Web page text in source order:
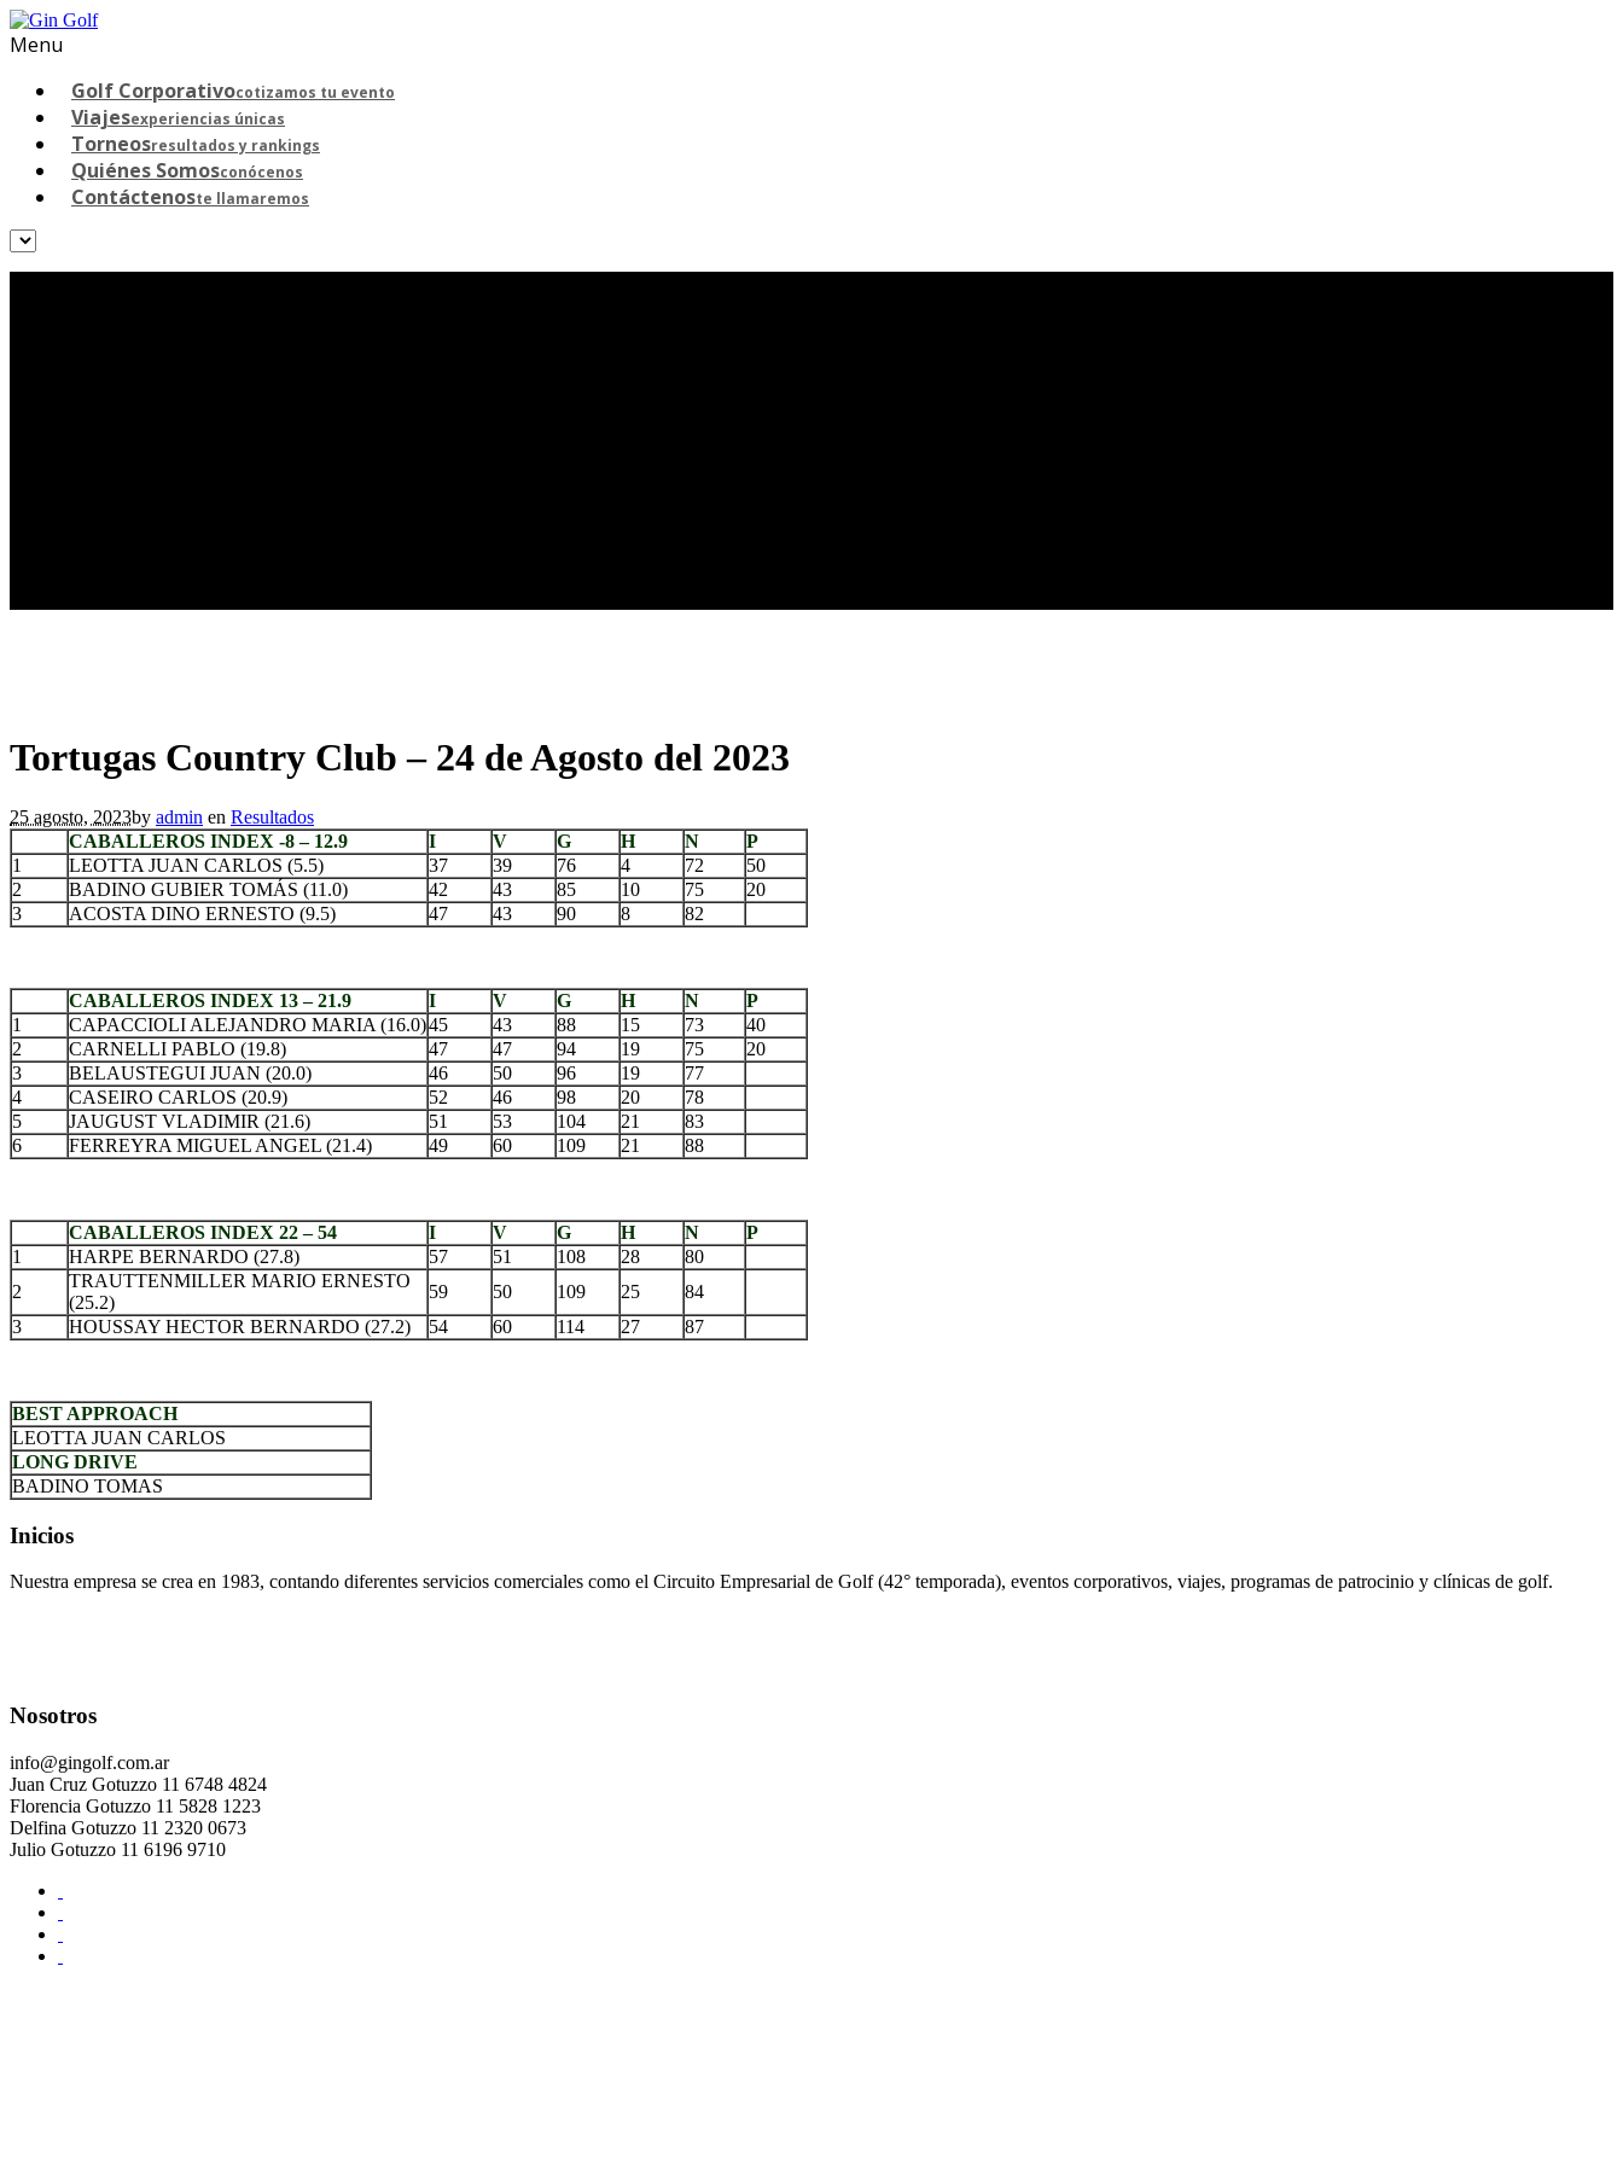
Menu
Golf Corporativocotizamos tu evento
Viajesexperiencias únicas
Torneosresultados y rankings
Quiénes Somosconócenos
Contáctenoste llamaremos
Tortugas Country Club – 24 de Agosto del 2023
25 agosto, 2023by admin en Resultados
CABALLEROS INDEX -8 – 12.9
I V G H N
P
1
LEOTTA JUAN CARLOS (5.5) 37 39 76 4 72
50
2
BADINO GUBIER TOMÁS (11.0) 42 43 85 10 75
20
3
ACOSTA DINO ERNESTO (9.5) 47 43 90 8 82
CABALLEROS INDEX 13 – 21.9 I V G H N
P
1
CAPACCIOLI ALEJANDRO MARIA (16.0)45 43 88 15 73
40
2
CARNELLI PABLO (19.8) 47 47 94 19 75
20
3
BELAUSTEGUI JUAN (20.0) 46 50 96 19
77
4
CASEIRO CARLOS (20.9) 52 46 98 20
78
5
JAUGUST VLADIMIR (21.6) 51 53 104 21
83
6
FERREYRA MIGUEL ANGEL (21.4) 49 60 109 21 88
CABALLEROS INDEX 22 – 54 I V G H N
P
1
HARPE BERNARDO (27.8) 57 51 108 28
80
2
TRAUTTENMILLER MARIO ERNESTO
(25.2)
59 50 109 25
84
3
HOUSSAY HECTOR BERNARDO (27.2) 54 60 114 27 87
BEST APPROACH
LEOTTA JUAN CARLOS
LONG DRIVE
BADINO TOMAS
Inicios
Nuestra empresa se crea en 1983, contando diferentes servicios comerciales como el Circuito Empresarial de Golf (42° temporada), eventos corporativos, viajes, programas de patrocinio y clínicas de golf.
Nosotros
info@gingolf.com.ar
Juan Cruz Gotuzzo 11 6748 4824
Florencia Gotuzzo 11 5828 1223
Delfina Gotuzzo 11 2320 0673
Julio Gotuzzo 11 6196 9710